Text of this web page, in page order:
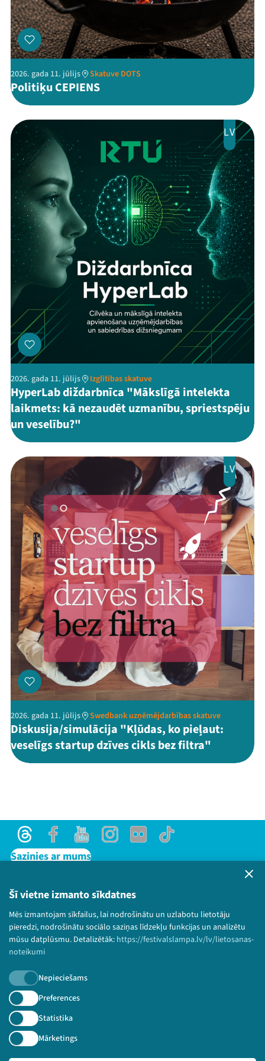
Šī vietne izmanto sīkdatnes
Mēs izmantojam sīkfailus, lai nodrošinātu un uzlabotu lietotāju
pieredzi, nodrošinātu sociālo saziņas līdzekļu funkcijas un analizētu
mūsu datplūsmu. Detalizētāk: https://festivalslampa.lv/lv/lietosanas-
noteikumi
Nepieciešams
Preferences
Statistika
Mārketings
2026. gada 11. jūlijs Skatuve DOTS
Politiķu CEPIENS
LV
2026. gada 11. jūlijs Izglītības skatuve
HyperLab diždarbnīca "Mākslīgā intelekta
laikmets: kā nezaudēt uzmanību, spriestspēju
un veselību?"
LV
2026. gada 11. jūlijs Swedbank uzņēmējdarbības skatuve
Diskusija/simulācija "Kļūdas, ko pieļaut:
veselīgs startup dzīves cikls bez filtra"
ThreadsFacebookYoutubeInstagram
Flick TikTok
Sazinies ar mums
Lietošanas noteikumi un sīkdatņu politika
Bērnu aizsardzības politika
© 2026 Sarunu festivāls LAMPA Visas tiesības
paturētas.
Piesakies jaunumiem!
Nepalaid garām aktuālāko informāciju!